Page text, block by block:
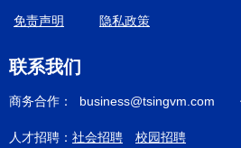
免责声明 隐私政策
联系我们
商务合作： business@tsingvm.com
人才招聘： 社会招聘 校园招聘